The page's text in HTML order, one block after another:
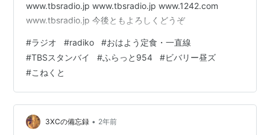
www.tbsradio.jp www.tbsradio.jp www.1242.com
www.tbsradio.jp 今後ともよろしくどうぞ
#ラジオ #radiko #おはよう定食・一直線
#TBSスタンバイ #ふらっと954 #ビバリー昼ズ
#こねくと
3XCの備忘録 • 2年前